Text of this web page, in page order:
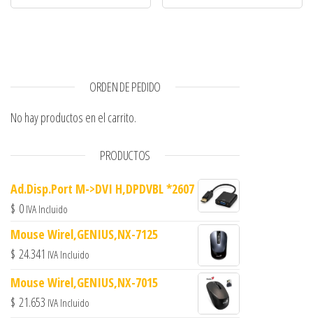
ORDEN DE PEDIDO
No hay productos en el carrito.
PRODUCTOS
Ad.Disp.Port M->DVI H,DPDVBL *2607
$ 0 IVA Incluido
Mouse Wirel,GENIUS,NX-7125
$ 24.341 IVA Incluido
Mouse Wirel,GENIUS,NX-7015
$ 21.653 IVA Incluido